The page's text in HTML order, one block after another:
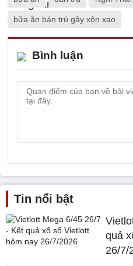
bữa ăn bán trú gây xôn xao
Bình luận
Tin nổi bật
quả
26/7/